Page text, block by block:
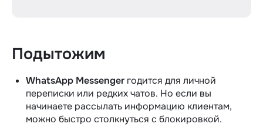
Подытожим
WhatsApp Messenger годится для личной
переписки или редких чатов. Но если вы
начинаете рассылать информацию клиентам,
можно быстро столкнуться с блокировкой.